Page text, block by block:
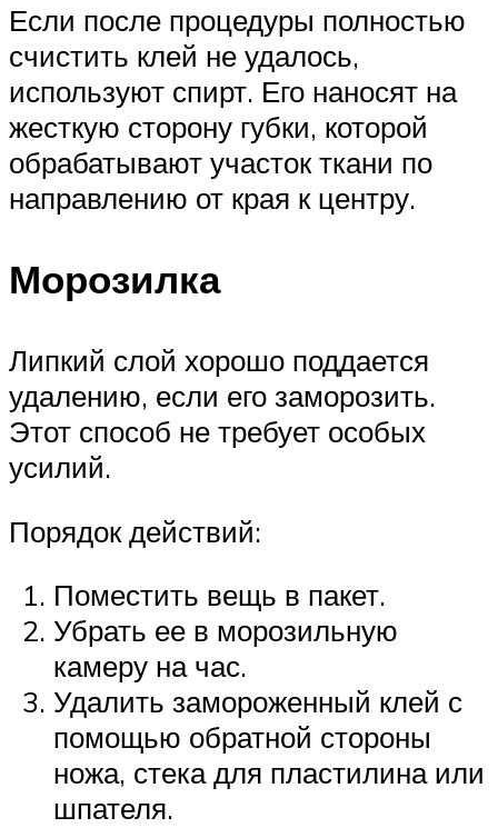
Если после процедуры полностью
счистить клей не удалось,
используют спирт. Его наносят на
жесткую сторону губки, которой
обрабатывают участок ткани по
направлению от края к центру.
Морозилка
Липкий слой хорошо поддается
удалению, если его заморозить.
Этот способ не требует особых
усилий.
Порядок действий:
Поместить вещь в пакет.
Убрать ее в морозильную
камеру на час.
Удалить замороженный клей с
помощью обратной стороны
ножа, стека для пластилина или
шпателя.